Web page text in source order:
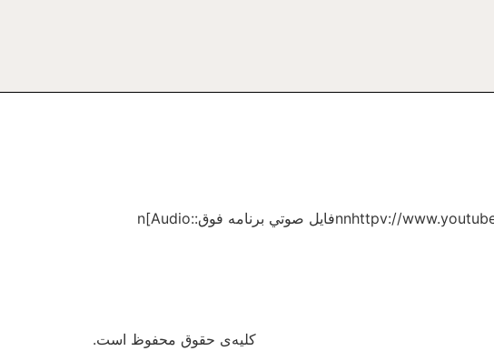
برنامه تلويزيونى “پرتو نور” شماره ۱۵۳۵nاتحاد اسلامnبه مدت ۵۷ دقيقهnnhttpv://www.youtube.com/watch?v=7jH2BePQ1awnفايل صوتي برنامه فوق:n[Audio:
کلیه‌ی حقوق محفوظ است.